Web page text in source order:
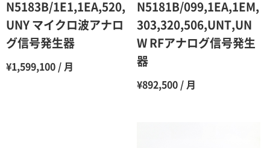
7ヶ月 60％（割引率 40％）
8ヶ月 55％（割引率45％）
9ヶ月
48％（割引率52％）
N5183B/1E1,1EA,520,
UNY マイクロ波アナロ
グ信号発生器
¥1,599,100 / 月
N5181B/099,1EA,1EM,
303,320,506,UNT,UN
W RFアナログ信号発生
器
¥892,500 / 月